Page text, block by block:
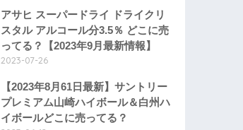
アサヒ スーパードライ ドライクリ
スタル アルコール分3.5％ どこに売
ってる？【2023年9月最新情報】
2023-07-26
【2023年8月61日最新】サントリー
プレミアム山崎ハイボール＆白州ハ
イボールどこに売ってる？